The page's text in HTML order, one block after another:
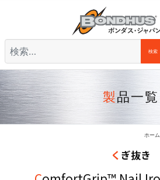
検索
検索
製品一覧
ホーム
くぎ抜き